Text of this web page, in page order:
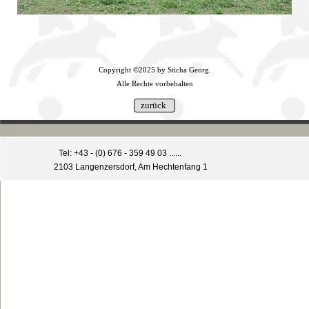
Copyright ©2025 by Sticha Georg.
Alle Rechte vorbehalten
Tel: +43 - (0) 676 - 359 49 03 ......
2103 Langenzersdorf, Am Hechtenfang 1